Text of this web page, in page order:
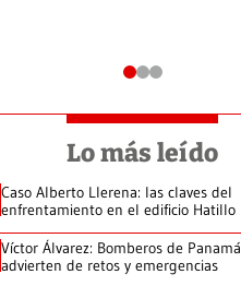
Lo más leído
Caso Alberto Llerena: las claves del
enfrentamiento en el edificio Hatillo
Víctor Álvarez: Bomberos de Panamá
advierten de retos y emergencias